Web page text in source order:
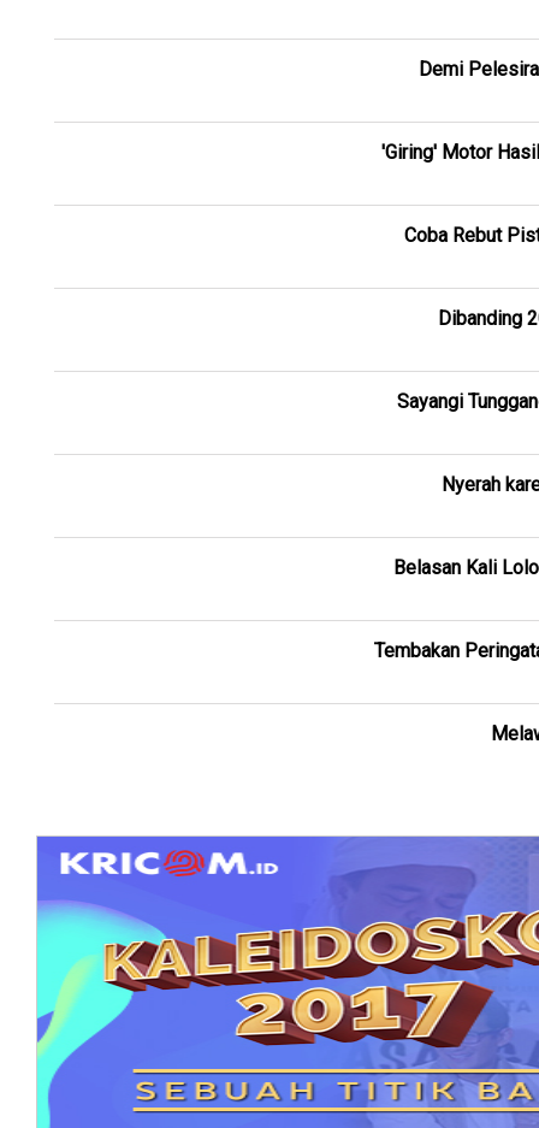
Demi
'Giring' Motor
Coba Rebut
Dibanding
Sayangi
Nyerah
Belasan Kali
Tembakan